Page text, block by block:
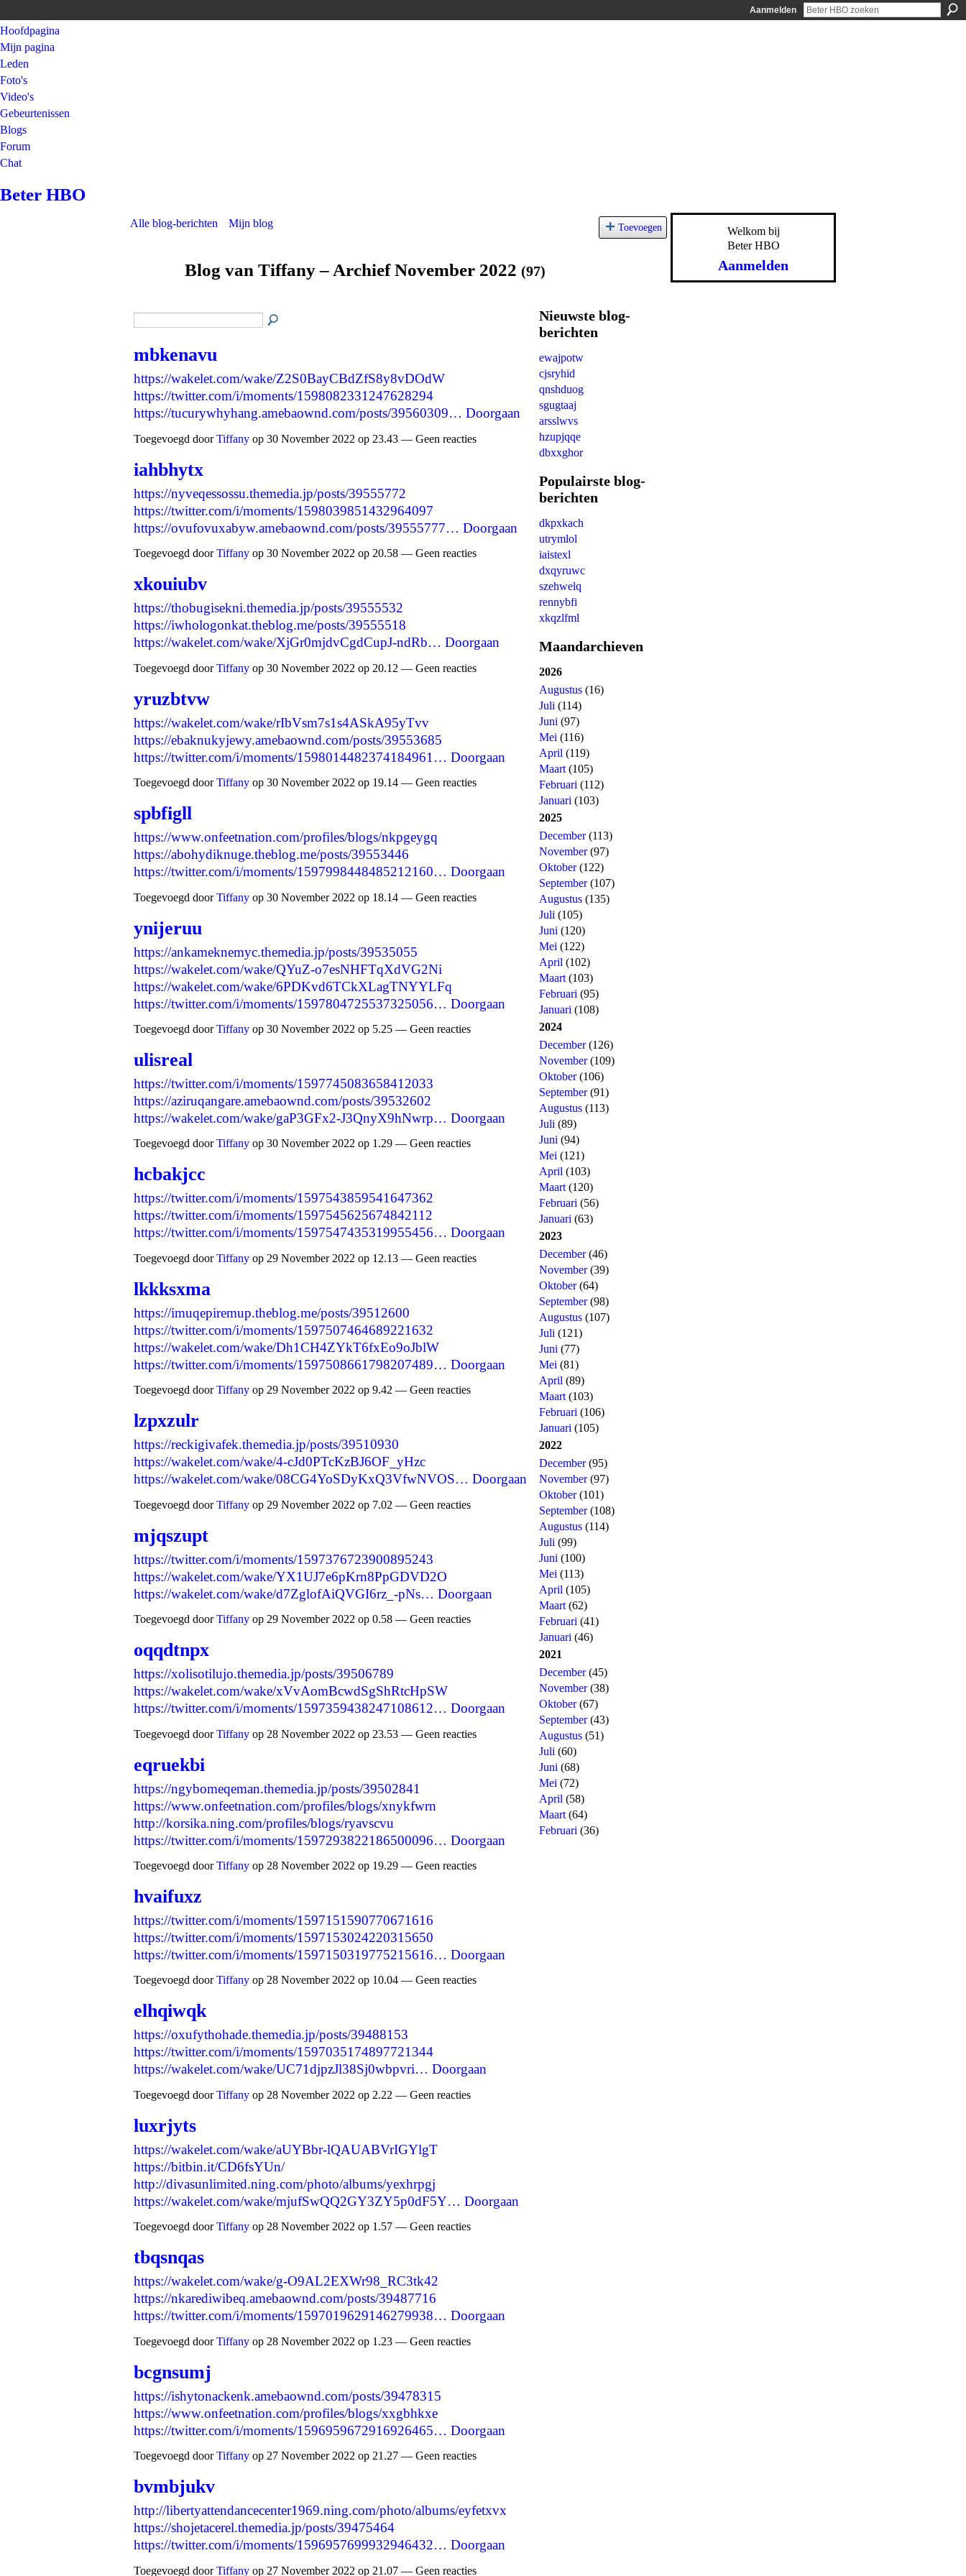
Aanmelden
Hoofdpagina
Mijn pagina
Leden
Foto's
Video's
Gebeurtenissen
Blogs
Forum
Chat
Beter HBO
Alle blog-berichten Mijn blog Toevoegen
Blog van Tiffany – Archief November 2022 (97)
mbkenavu
https://wakelet.com/wake/Z2S0BayCBdZfS8y8vDOdW
https://twitter.com/i/moments/1598082331247628294
https://tucurywhyhang.amebaownd.com/posts/39560309… Doorgaan
Toegevoegd doorTiffany op 30 November 2022 op 23.43 — Geen reacties
iahbhytx
https://nyveqessossu.themedia.jp/posts/39555772
https://twitter.com/i/moments/1598039851432964097
https://ovufovuxabyw.amebaownd.com/posts/39555777… Doorgaan
Toegevoegd doorTiffany op 30 November 2022 op 20.58 — Geen reacties
xkouiubv
https://thobugisekni.themedia.jp/posts/39555532
https://iwhologonkat.theblog.me/posts/39555518
https://wakelet.com/wake/XjGr0mjdvCgdCupJ-ndRb… Doorgaan
Toegevoegd doorTiffany op 30 November 2022 op 20.12 — Geen reacties
yruzbtvw
https://wakelet.com/wake/rIbVsm7s1s4ASkA95yTvv
https://ebaknukyjewy.amebaownd.com/posts/39553685
https://twitter.com/i/moments/1598014482374184961… Doorgaan
Toegevoegd doorTiffany op 30 November 2022 op 19.14 — Geen reacties
spbfigll
https://www.onfeetnation.com/profiles/blogs/nkpgeygq
https://abohydiknuge.theblog.me/posts/39553446
https://twitter.com/i/moments/1597998448485212160… Doorgaan
Toegevoegd doorTiffany op 30 November 2022 op 18.14 — Geen reacties
ynijeruu
https://ankameknemyc.themedia.jp/posts/39535055
https://wakelet.com/wake/QYuZ-o7esNHFTqXdVG2Ni
https://wakelet.com/wake/6PDKvd6TCkXLagTNYYLFq
https://twitter.com/i/moments/1597804725537325056… Doorgaan
Toegevoegd doorTiffany op 30 November 2022 op 5.25 — Geen reacties
ulisreal
https://twitter.com/i/moments/1597745083658412033
https://aziruqangare.amebaownd.com/posts/39532602
https://wakelet.com/wake/gaP3GFx2-J3QnyX9hNwrp… Doorgaan
Toegevoegd doorTiffany op 30 November 2022 op 1.29 — Geen reacties
hcbakjcc
https://twitter.com/i/moments/1597543859541647362
https://twitter.com/i/moments/1597545625674842112
https://twitter.com/i/moments/1597547435319955456… Doorgaan
Toegevoegd doorTiffany op 29 November 2022 op 12.13 — Geen reacties
lkkksxma
https://imuqepiremup.theblog.me/posts/39512600
https://twitter.com/i/moments/1597507464689221632
https://wakelet.com/wake/Dh1CH4ZYkT6fxEo9oJblW
https://twitter.com/i/moments/1597508661798207489… Doorgaan
Toegevoegd doorTiffany op 29 November 2022 op 9.42 — Geen reacties
lzpxzulr
https://reckigivafek.themedia.jp/posts/39510930
https://wakelet.com/wake/4-cJd0PTcKzBJ6OF_yHzc
https://wakelet.com/wake/08CG4YoSDyKxQ3VfwNVOS… Doorgaan
Toegevoegd doorTiffany op 29 November 2022 op 7.02 — Geen reacties
mjqszupt
https://twitter.com/i/moments/1597376723900895243
https://wakelet.com/wake/YX1UJ7e6pKrn8PpGDVD2O
https://wakelet.com/wake/d7ZglofAiQVGI6rz_-pNs… Doorgaan
Toegevoegd doorTiffany op 29 November 2022 op 0.58 — Geen reacties
oqqdtnpx
https://xolisotilujo.themedia.jp/posts/39506789
https://wakelet.com/wake/xVvAomBcwdSgShRtcHpSW
https://twitter.com/i/moments/1597359438247108612… Doorgaan
Toegevoegd doorTiffany op 28 November 2022 op 23.53 — Geen reacties
eqruekbi
https://ngybomeqeman.themedia.jp/posts/39502841
https://www.onfeetnation.com/profiles/blogs/xnykfwrn
http://korsika.ning.com/profiles/blogs/ryavscvu
https://twitter.com/i/moments/1597293822186500096… Doorgaan
Toegevoegd doorTiffany op 28 November 2022 op 19.29 — Geen reacties
hvaifuxz
https://twitter.com/i/moments/1597151590770671616
https://twitter.com/i/moments/1597153024220315650
https://twitter.com/i/moments/1597150319775215616… Doorgaan
Toegevoegd doorTiffany op 28 November 2022 op 10.04 — Geen reacties
elhqiwqk
https://oxufythohade.themedia.jp/posts/39488153
https://twitter.com/i/moments/1597035174897721344
https://wakelet.com/wake/UC71djpzJl38Sj0wbpvri… Doorgaan
Toegevoegd doorTiffany op 28 November 2022 op 2.22 — Geen reacties
luxrjyts
https://wakelet.com/wake/aUYBbr-lQAUABVrIGYlgT
https://bitbin.it/CD6fsYUn/
http://divasunlimited.ning.com/photo/albums/yexhrpgj
https://wakelet.com/wake/mjufSwQQ2GY3ZY5p0dF5Y… Doorgaan
Toegevoegd doorTiffany op 28 November 2022 op 1.57 — Geen reacties
tbqsnqas
https://wakelet.com/wake/g-O9AL2EXWr98_RC3tk42
https://nkarediwibeq.amebaownd.com/posts/39487716
https://twitter.com/i/moments/1597019629146279938… Doorgaan
Toegevoegd doorTiffany op 28 November 2022 op 1.23 — Geen reacties
bcgnsumj
https://ishytonackenk.amebaownd.com/posts/39478315
https://www.onfeetnation.com/profiles/blogs/xxgbhkxe
https://twitter.com/i/moments/1596959672916926465… Doorgaan
Toegevoegd doorTiffany op 27 November 2022 op 21.27 — Geen reacties
bvmbjukv
http://libertyattendancecenter1969.ning.com/photo/albums/eyfetxvx
https://shojetacerel.themedia.jp/posts/39475464
https://twitter.com/i/moments/1596957699932946432… Doorgaan
Toegevoegd doorTiffany op 27 November 2022 op 21.07 — Geen reacties
Nieuwste blog-
berichten
ewajpotw
cjsryhid
qnshduog
sgugtaaj
arsslwvs
hzupjqqe
dbxxghor
Populairste blog-
berichten
dkpxkach
utrymlol
iaistexl
dxqyruwc
szehwelq
rennybfi
xkqzlfml
Maandarchieven
2026
Augustus (16)
Juli (114)
Juni (97)
Mei (116)
April (119)
Maart (105)
Februari (112)
Januari (103)
2025
December(113)
November(97)
Oktober(122)
September(107)
Augustus (135)
Juli (105)
Juni (120)
Mei (122)
April (102)
Maart (103)
Februari (95)
Januari (108)
2024
December(126)
November(109)
Oktober(106)
September(91)
Augustus (113)
Juli (89)
Juni (94)
Mei (121)
April (103)
Maart (120)
Februari (56)
Januari (63)
2023
December(46)
November(39)
Oktober(64)
September(98)
Augustus (107)
Juli (121)
Juni (77)
Mei (81)
April (89)
Maart (103)
Februari (106)
Januari (105)
2022
December(95)
November(97)
Oktober(101)
September(108)
Augustus (114)
Juli (99)
Juni (100)
Mei (113)
April (105)
Maart (62)
Februari (41)
Januari (46)
2021
December(45)
November(38)
Oktober(67)
September(43)
Augustus (51)
Juli (60)
Juni (68)
Mei (72)
April (58)
Maart (64)
Februari (36)
Welkom bij
Beter HBO
Aanmelden